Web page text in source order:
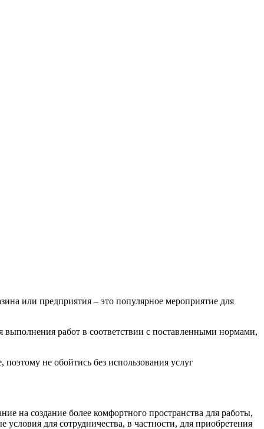
или предприятия – это популярное мероприятие для
выполнения работ в соответствии с поставленными нормами,
не обойтись без использования услуг
на создание более комфортного пространства для работы,
для сотрудничества, в частности, для приобретения